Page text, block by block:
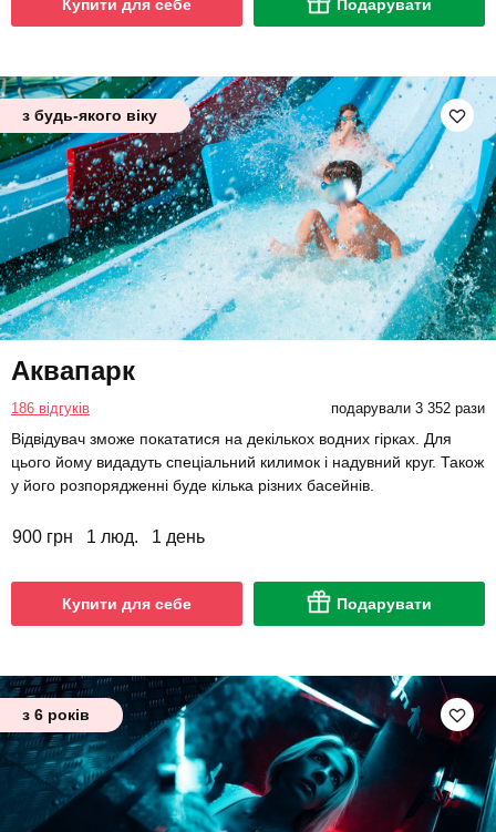
Купити для себе Подарувати
з будь-якого віку
Аквапарк
186 відгуків подарували 3 352 рази
Відвідувач зможе покататися на декількох водних гірках. Для
цього йому видадуть спеціальний килимок і надувний круг. Також
у його розпорядженні буде кілька різних басейнів.
900 грн 1 люд. 1 день
Купити для себе Подарувати
з 6 років